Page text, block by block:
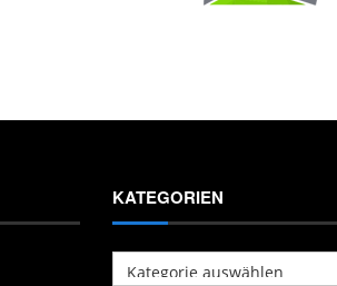
KATEGORIEN
Kategorien